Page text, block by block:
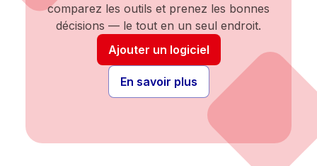
comparez les outils et prenez les bonnes
décisions — le tout en un seul endroit.
Ajouter un logiciel
En savoir plus